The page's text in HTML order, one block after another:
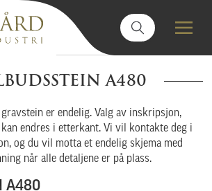
A480
er endelig. Valg av inskripsjon,
endres i etterkant. Vi vil kontakte deg i
og du vil motta et endelig skjema med
når alle detaljene er på plass.
A480